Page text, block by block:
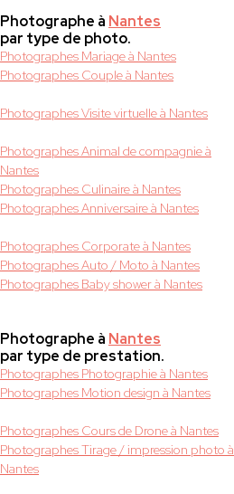
Photographe à Nantes
par type de photo.
Photographes Mariage à Nantes
Photographes Couple à Nantes
Photographes Visite virtuelle à Nantes
Photographes Animal de compagnie à
Nantes
Photographes Culinaire à Nantes
Photographes Anniversaire à Nantes
Photographes Corporate à Nantes
Photographes Auto / Moto à Nantes
Photographes Baby shower à Nantes
Photographe à Nantes
par type de prestation.
Photographes Photographie à Nantes
Photographes Motion design à Nantes
Photographes Cours de Drone à Nantes
Photographes Tirage / impression photo à
Nantes